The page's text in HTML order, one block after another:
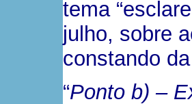
tema
julho, sobre
constando
“Ponto b) –